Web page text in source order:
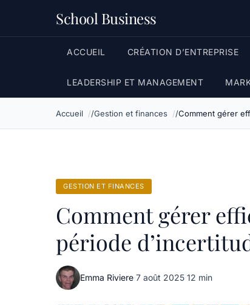
School Business
ACCUEIL CRÉATION D’ENTREPRISE
LEADERSHIP ET MANAGEMENT
Accueil Gestion et finances Comment gérer
GESTION ET FINANCES
Comment gérer
période
Emma Riviere·7 août 2025·12 min